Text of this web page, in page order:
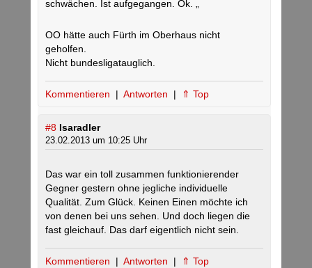
schwächen. Ist aufgegangen. Ok. „
OO hätte auch Fürth im Oberhaus nicht
geholfen.
Nicht bundesligatauglich.
Kommentieren | Antworten | ⇑ Top
#8 Isaradler
23.02.2013 um 10:25 Uhr
Das war ein toll zusammen funktionierender
Gegner gestern ohne jegliche individuelle
Qualität. Zum Glück. Keinen Einen möchte ich
von denen bei uns sehen. Und doch liegen die
fast gleichauf. Das darf eigentlich nicht sein.
Kommentieren | Antworten | ⇑ Top